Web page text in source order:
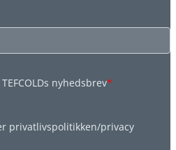
nyhedsbrev*
privatlivspolitikken/privacy